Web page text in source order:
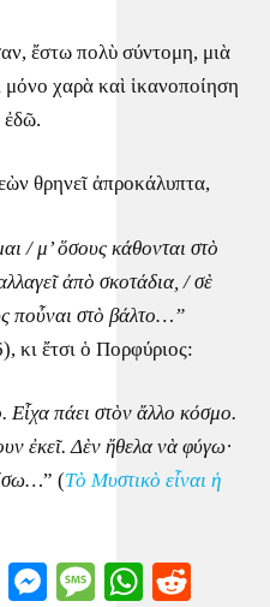
ἔστω πολὺ σύντομη, μιὰ
χαρὰ καὶ ἱκανοποίηση
ἐδῶ.
θρηνεῖ ἀπροκάλυπτα,
/ μ’ ὅσους κάθονται στὸ
ἀπὸ σκοτάδια, /σὲ
ποὖναι στὸ βάλτο…”
κι ἔτσι ὁ Πορφύριος:
Εἶχα πάει στὸν ἄλλο κόσμο.
ἐκεῖ. Δὲν ἤθελα νὰ φύγω·
” (Τὸ Μυστικὸ εἶναι ἡ
X Messenger
Message